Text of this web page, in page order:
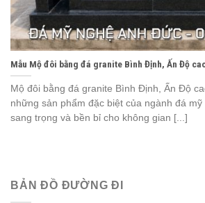
Mẫu Mộ đôi bằng đá granite Bình Định, Ấn Độ
Mộ đôi bằng đá granite Bình Định, Ấn Độ
những sản phẩm đặc biệt của ngành đá
sang trọng và bền bỉ cho không gian [...]
BẢN ĐỒ ĐƯỜNG ĐI